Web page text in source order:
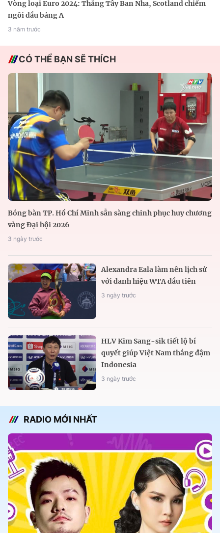
Vòng loại Euro 2024: Thắng Tây Ban Nha, Scotland chiếm
ngôi đầu bảng A
3 năm trước
CÓ THỂ BẠN SẼ THÍCH
Bóng bàn TP. Hồ Chí Minh sẵn sàng chinh phục huy chương
vàng Đại hội 2026
3 ngày trước
Alexandra Eala làm nên lịch sử
với danh hiệu WTA đầu tiên
3 ngày trước
HLV Kim Sang-sik tiết lộ bí
quyết giúp Việt Nam thắng đậm
Indonesia
3 ngày trước
RADIO MỚI NHẤT